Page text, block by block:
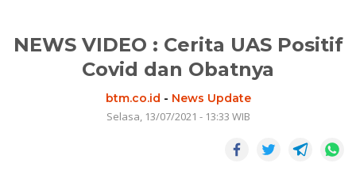
NEWS VIDEO : Cerita UAS Positif
Covid dan Obatnya
btm.co.id - News Update
Selasa, 13/07/2021 - 13:33 WIB